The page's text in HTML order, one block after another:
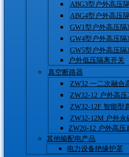
ABG3型户外高压
ABG4型户外高压
GW1型户外高压隔
GW4型户外高压隔
GW5型户外高压隔
户外低压隔离开关
真空断路器
ZW32 一二次融合
ZW32-12 户外高
ZW32-12F 智能型
ZW32-12M 户外
ZW20-12 户外高压
其他输配电产品
电力设备绝缘护罩